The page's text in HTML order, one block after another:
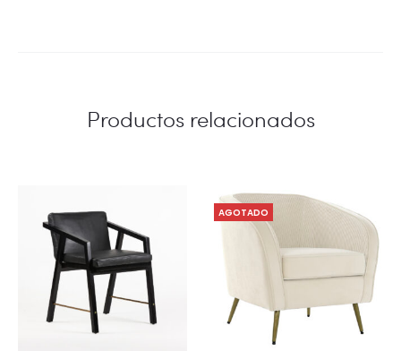
Productos relacionados
AGOTADO